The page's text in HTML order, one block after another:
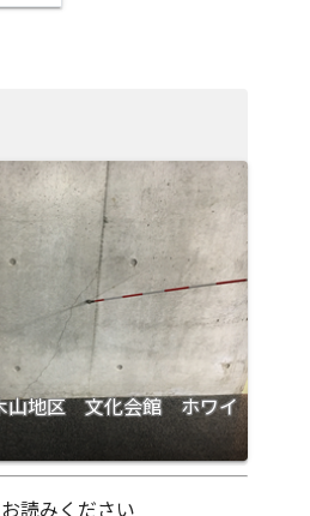
山地区 文化会館 ホワイ
読みください